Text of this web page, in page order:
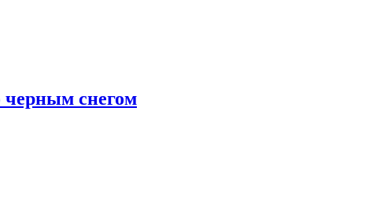
черным снегом